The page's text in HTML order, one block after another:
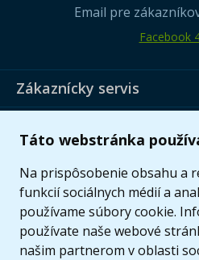
Táto webstránka
Na prispôsobenie obsahu a
funkcií sociálnych médií a
používame súbory cookie.
používate naše webové
našim partnerom v oblasti
Email pre
Facebook
Zákaznícky servis